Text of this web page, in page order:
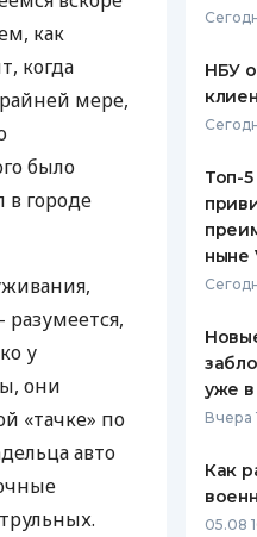
ОБЗОР
ПО
КАРТАМ
ВСЕ
как
когда
мере,
было
в городе
у
они
«тачке» по
авто
НБУ
Топ-
ныне
уже в
Вчера
Как
05.08